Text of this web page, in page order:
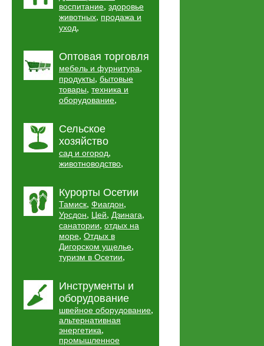
воспитание, здоровье
животных, продажа и
уход,
Оптовая торговля
мебель и фурнитура,
продукты, бытовые
товары, техника и
оборудование,
Сельское
хозяйство
сад и огород,
животноводство,
Курорты Осетии
Тамиск, Фиагдон,
Урсдон, Цей, Дзинага,
санатории, отдых на
море, Отдых в
Дигорском ущелье,
туризм в Осетии,
Инструменты и
оборудование
швейное оборудование,
альтернативная
энергетика,
промышленное